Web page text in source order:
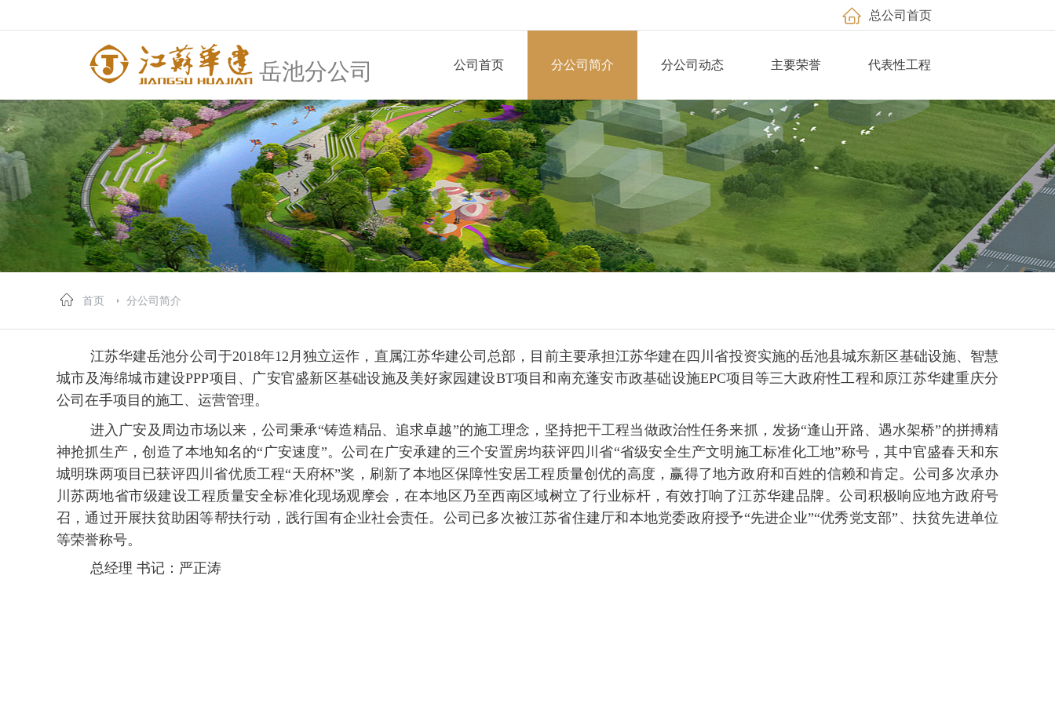
总公司首页
岳池分公司 公司首页 分公司简介 分公司动态 主要荣誉 代表性工程
首页 分公司简介
江苏华建岳池分公司于2018年12月独立运作，直属江苏华建公司总部，目前主要承担江苏华建在四川省投资实施的岳池县城东新区基础设施、智慧
城市及海绵城市建设PPP项目、广安官盛新区基础设施及美好家园建设BT项目和南充蓬安市政基础设施EPC项目等三大政府性工程和原江苏华建重庆分
公司在手项目的施工、运营管理。
进入广安及周边市场以来，公司秉承“铸造精品、追求卓越”的施工理念，坚持把干工程当做政治性任务来抓，发扬“逢山开路、遇水架桥”的拼搏精
神抢抓生产，创造了本地知名的“广安速度”。公司在广安承建的三个安置房均获评四川省“省级安全生产文明施工标准化工地”称号，其中官盛春天和东
城明珠两项目已获评四川省优质工程“天府杯”奖，刷新了本地区保障性安居工程质量创优的高度，赢得了地方政府和百姓的信赖和肯定。公司多次承办
川苏两地省市级建设工程质量安全标准化现场观摩会，在本地区乃至西南区域树立了行业标杆，有效打响了江苏华建品牌。公司积极响应地方政府号
召，通过开展扶贫助困等帮扶行动，践行国有企业社会责任。公司已多次被江苏省住建厅和本地党委政府授予“先进企业”“优秀党支部”、扶贫先进单位
等荣誉称号。
总经理 书记：严正涛